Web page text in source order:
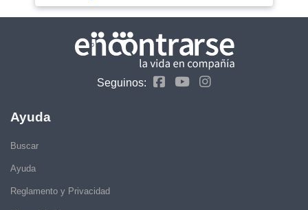
Seguinos:
Ayuda
Buscar
Ayuda
Reglamento y Privacidad